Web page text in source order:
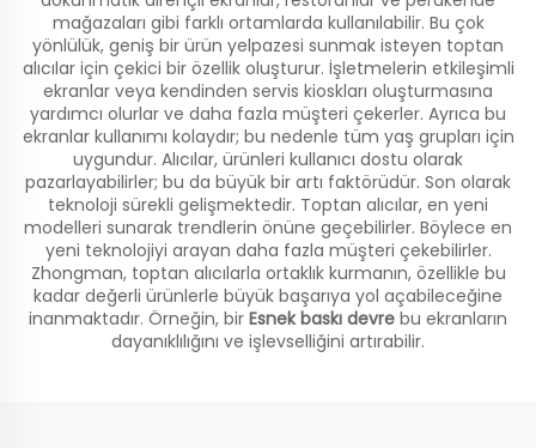
mağazaları gibi farklı ortamlarda kullanılabilir. Bu çok
yönlülük, geniş bir ürün yelpazesi sunmak isteyen toptan
alıcılar için çekici bir özellik oluşturur. İşletmelerin etkileşimli
ekranlar veya kendinden servis kioskları oluşturmasına
yardımcı olurlar ve daha fazla müşteri çekerler. Ayrıca bu
ekranlar kullanımı kolaydır; bu nedenle tüm yaş grupları için
uygundur. Alıcılar, ürünleri kullanıcı dostu olarak
pazarlayabilirler; bu da büyük bir artı faktörüdür. Son olarak
teknoloji sürekli gelişmektedir. Toptan alıcılar, en yeni
modelleri sunarak trendlerin önüne geçebilirler. Böylece en
yeni teknolojiyi arayan daha fazla müşteri çekebilirler.
Zhongman, toptan alıcılarla ortaklık kurmanın, özellikle bu
kadar değerli ürünlerle büyük başarıya yol açabileceğine
inanmaktadır. Örneğin, bir Esnek baskı devre bu ekranların
dayanıklılığını ve işlevselliğini artırabilir.